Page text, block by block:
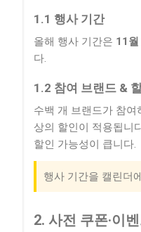
1.1 행사 기간
올해 행사 기간은 11
다.
1.2 참여 브랜드 &
수백 개 브랜드가 참여
상의 할인이 적용됩니
할인 가능성이 큽니다.
행사 기간을 캘린더
2. 사전 쿠폰·이